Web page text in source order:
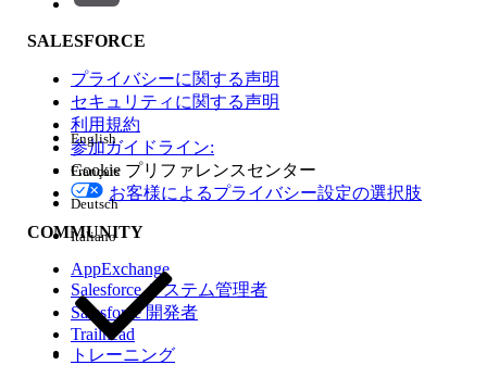
機能の影響
エディション
環境
SALESFORCE
プライバシーに関する声明
セキュリティに関する声明
利用規約
参加ガイドライン:
Cookie プリファレンスセンター
お客様によるプライバシー設定の選択肢
COMMUNITY
AppExchange
Salesforce システム管理者
Salesforce 開発者
Trailhead
トレーニング
English
Français
Deutsch
Italiano